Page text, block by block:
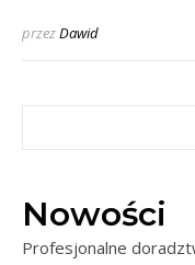
przezDawid
Nowości
Profesjonalne